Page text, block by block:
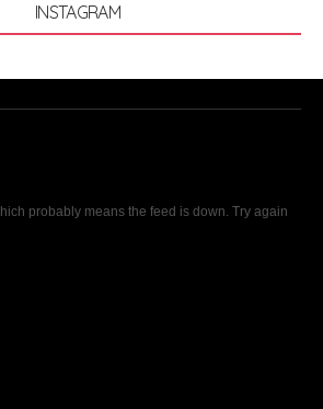
INSTAGRAM
probably means the feed is down. Try again